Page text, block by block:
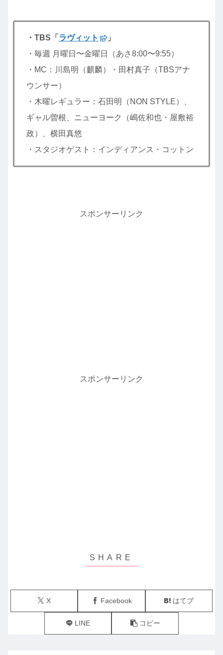
・TBS「 ラヴィット
」
・毎週 月曜日〜金曜日（あさ8:00〜9:55）
・MC：川島明（麒麟）・田村真子（TBSアナ
ウンサー）
・木曜レギュラー：石田明（NON STYLE）、
ギャル曽根、ニューヨーク（嶋佐和也・屋敷裕
政）、横田真悠
・スタジオゲスト：インディアンス・コットン
スポンサーリンク
スポンサーリンク
X Facebook はてブ
LINE コピー